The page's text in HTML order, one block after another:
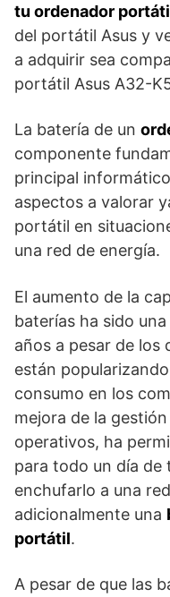
tu ordenador
del portátil Asus y
a adquirir sea
portátil Asus A32-
La batería de un
componente
principal
aspectos a valorar
portátil en
una red de energía.
El aumento de la
baterías ha sido
años a pesar de los
están
consumo en los
mejora de la
operativos, ha
para todo un día de
enchufarlo a una
adicionalmente una
portátil.
A pesar de que las